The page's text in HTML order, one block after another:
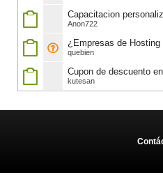
Capacitacion
Anon722
¿Empresas de
quebien
Cupon de descuento
kutesan